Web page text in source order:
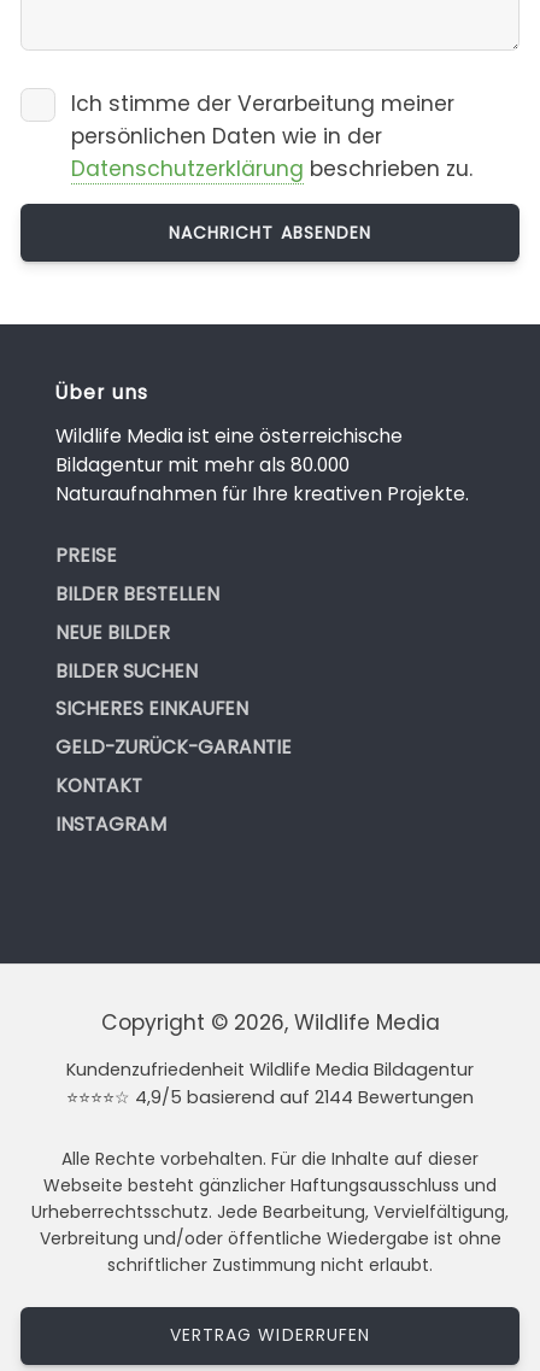
Ich stimme der Verarbeitung meiner
persönlichen Daten wie in der
Datenschutzerklärung beschrieben zu.
Über uns
Wildlife Media ist eine österreichische
Bildagentur mit mehr als 80.000
Naturaufnahmen für Ihre kreativen Projekte.
PREISE
BILDER BESTELLEN
NEUE BILDER
BILDER SUCHEN
SICHERES EINKAUFEN
GELD-ZURÜCK-GARANTIE
KONTAKT
INSTAGRAM
Copyright © 2026, Wildlife Media
Kundenzufriedenheit Wildlife Media Bildagentur
⭐⭐⭐⭐☆ 4,9/5 basierend auf 2144 Bewertungen
Alle Rechte vorbehalten. Für die Inhalte auf dieser
Webseite besteht gänzlicher Haftungsausschluss und
Urheberrechtsschutz. Jede Bearbeitung, Vervielfältigung,
Verbreitung und/oder öffentliche Wiedergabe ist ohne
schriftlicher Zustimmung nicht erlaubt.
VERTRAG WIDERRUFEN